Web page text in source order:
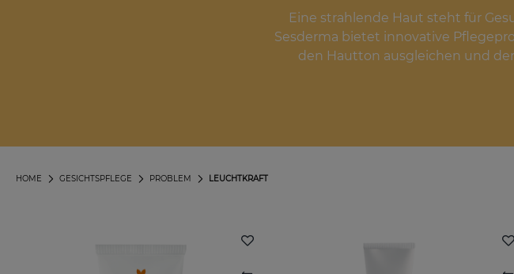
Eine strahlende Haut steht für
Sesderma bietet innovative
den Hautton ausgleichen und
LEUCHTKRAFT
PROBLEM
GESICHTSPFLEGE
HOME